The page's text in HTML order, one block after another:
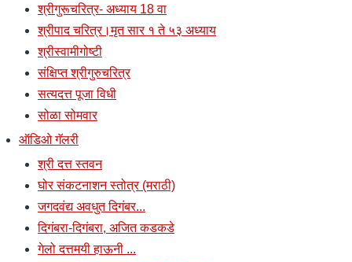
श्रीगुरूचरित्र- अध्याय 18 वा
श्रीपाद चरित्र।मृत सार १ ते ५३ अध्याय
श्रीस्वामीगोष्टी
संक्षिप्त श्रीगुरुचरित्र
सत्यदत्त पूजा विधी
सोळा सोमवार
ऑडिओ गॅलरी
श्री दत्त स्तवन
घोर संकटनाशन स्तोत्र (मराठी)
जगदवंद्य अवधुत दिगंबर...
दिगंबरा-दिगंबरा, अजित कडकडे
गेलो दत्तमयी हाऊनी ...